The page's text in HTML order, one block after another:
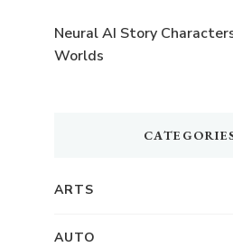
Neural AI Story
Worlds
ARTS
AUTO